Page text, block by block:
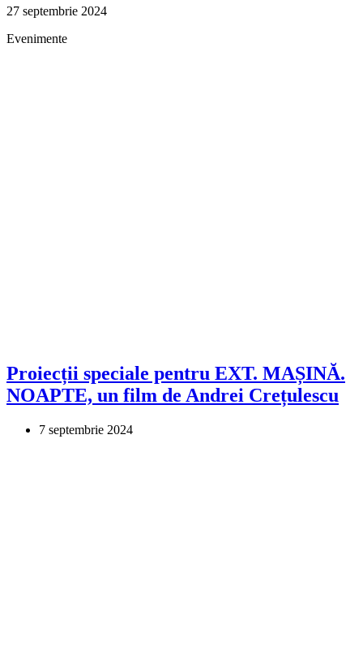
27 septembrie 2024
Evenimente
Proiecții speciale pentru EXT. MAȘINĂ.
NOAPTE, un film de Andrei Crețulescu
7 septembrie 2024